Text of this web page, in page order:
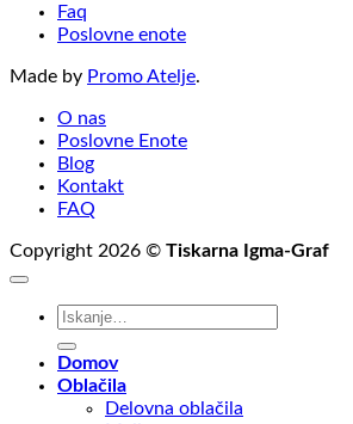
Faq
Poslovne enote
Made by Promo Atelje.
O nas
Poslovne Enote
Blog
Kontakt
FAQ
Copyright 2026 © Tiskarna Igma-Graf
Išči:
Domov
Oblačila
Delovna oblačila